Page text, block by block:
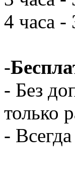
4 часа -
-
- Без
только
-